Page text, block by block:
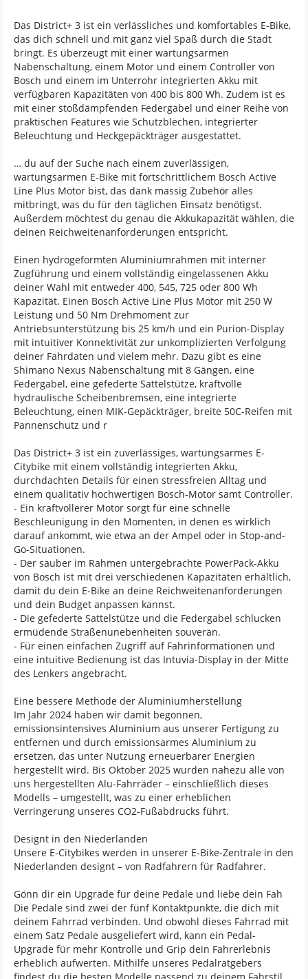
Das District+ 3 ist ein verlässliches und komfortables E-Bike,
das dich schnell und mit ganz viel Spaß durch die Stadt
bringt. Es überzeugt mit einer wartungsarmen
Nabenschaltung, einem Motor und einem Controller von
Bosch und einem im Unterrohr integrierten Akku mit
verfügbaren Kapazitäten von 400 bis 800 Wh. Zudem ist es
mit einer stoßdämpfenden Federgabel und einer Reihe von
praktischen Features wie Schutzblechen, integrierter
Beleuchtung und Heckgepäckträger ausgestattet.
… du auf der Suche nach einem zuverlässigen,
wartungsarmen E-Bike mit fortschrittlichem Bosch Active
Line Plus Motor bist, das dank massig Zubehör alles
mitbringt, was du für den täglichen Einsatz benötigst.
Außerdem möchtest du genau die Akkukapazität wählen, die
deinen Reichweitenanforderungen entspricht.
Einen hydrogeformten Aluminiumrahmen mit interner
Zugführung und einem vollständig eingelassenen Akku
deiner Wahl mit entweder 400, 545, 725 oder 800 Wh
Kapazität. Einen Bosch Active Line Plus Motor mit 250 W
Leistung und 50 Nm Drehmoment zur
Antriebsunterstützung bis 25 km/h und ein Purion-Display
mit intuitiver Konnektivität zur unkomplizierten Verfolgung
deiner Fahrdaten und vielem mehr. Dazu gibt es eine
Shimano Nexus Nabenschaltung mit 8 Gängen, eine
Federgabel, eine gefederte Sattelstütze, kraftvolle
hydraulische Scheibenbremsen, eine integrierte
Beleuchtung, einen MIK-Gepäckträger, breite 50C-Reifen mit
Pannenschutz und r
Das District+ 3 ist ein zuverlässiges, wartungsarmes E-
Citybike mit einem vollständig integrierten Akku,
durchdachten Details für einen stressfreien Alltag und
einem qualitativ hochwertigen Bosch-Motor samt Controller.
- Ein kraftvollerer Motor sorgt für eine schnelle
Beschleunigung in den Momenten, in denen es wirklich
darauf ankommt, wie etwa an der Ampel oder in Stop-and-
Go-Situationen.
- Der sauber im Rahmen untergebrachte PowerPack-Akku
von Bosch ist mit drei verschiedenen Kapazitäten erhältlich,
damit du dein E-Bike an deine Reichweitenanforderungen
und dein Budget anpassen kannst.
- Die gefederte Sattelstütze und die Federgabel schlucken
ermüdende Straßenunebenheiten souverän.
- Für einen einfachen Zugriff auf Fahrinformationen und
eine intuitive Bedienung ist das Intuvia-Display in der Mitte
des Lenkers angebracht.
Eine bessere Methode der Aluminiumherstellung
Im Jahr 2024 haben wir damit begonnen,
emissionsintensives Aluminium aus unserer Fertigung zu
entfernen und durch emissionsarmes Aluminium zu
ersetzen, das unter Nutzung erneuerbarer Energien
hergestellt wird. Bis Oktober 2025 wurden nahezu alle von
uns hergestellten Alu-Fahrräder – einschließlich dieses
Modells – umgestellt, was zu einer erheblichen
Verringerung unseres CO2-Fußabdrucks führt.
Designt in den Niederlanden
Unsere E-Citybikes werden in unserer E-Bike-Zentrale in den
Niederlanden designt – von Radfahrern für Radfahrer.
Gönn dir ein Upgrade für deine Pedale und liebe dein Fah
Die Pedale sind zwei der fünf Kontaktpunkte, die dich mit
deinem Fahrrad verbinden. Und obwohl dieses Fahrrad mit
einem Satz Pedale ausgeliefert wird, kann ein Pedal-
Upgrade für mehr Kontrolle und Grip dein Fahrerlebnis
erheblich aufwerten. Mithilfe unseres Pedalratgebers
findest du die besten Modelle passend zu deinem Fahrstil.